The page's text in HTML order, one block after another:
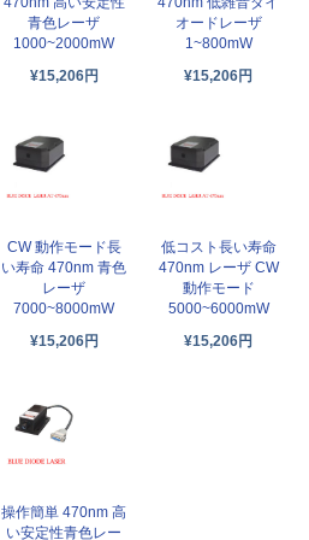
青色レーザ
1000~2000mW
¥15,206円
オードレーザ
1~800mW
¥15,206円
CW 動作モード長
い寿命 470nm 青色
レーザ
7000~8000mW
¥15,206円
低コスト長い寿命
470nm レーザ CW
動作モード
5000~6000mW
¥15,206円
操作簡単 470nm 高
い安定性青色レー